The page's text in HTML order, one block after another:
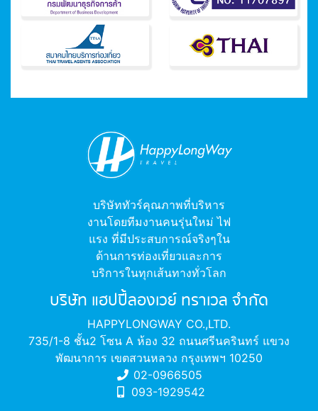
บริษัททัวร์คุณภาพที่บริหาร
งานโดยทีมงานคนรุ่นใหม่ ไฟ
แรง ที่มีประสบการณ์จริงๆใน
ด้านการท่องเที่ยวและการ
บริการในทุกเส้นทางทั่วโลก
บริษัท แฮปปี้ลองเวย์ ทราเวล จำกัด
HAPPYLONGWAY CO.,LTD.
735/1-8 ชั้น2 โซน A ห้อง 32 ถนนศรีนครินทร์ แขวง
พัฒนาการ เขตสวนหลวง กรุงเทพฯ 10250
02-0966505
093-1929542